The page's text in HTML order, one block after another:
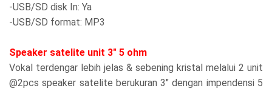
-USB/SD disk In: Ya
-USB/SD format: MP3
Speaker satelite unit 3" 5 ohm
Vokal terdengar lebih jelas & sebening kristal melalui 2 unit
@2pcs speaker satelite berukuran 3" dengan impendensi 5